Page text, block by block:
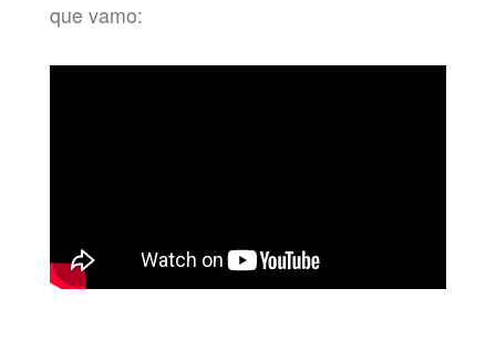
que vamo: